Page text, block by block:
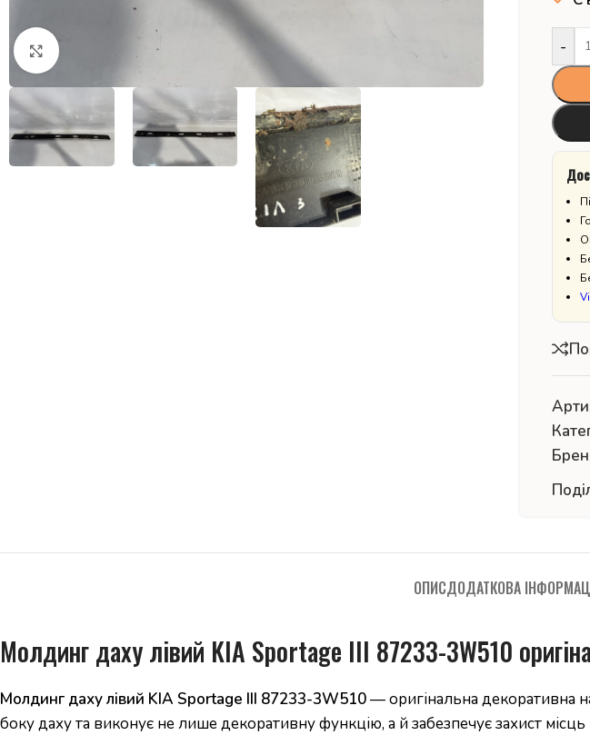
Натисніть, щоб збільшити -
ОПИСДОДАТКОВА
Молдинг даху лівий KIA Sportage III 87233-3W510
Молдинг даху лівий KIA Sportage III 87233-3W510— оригінальна декоративна
боку даху та виконує не лише декоративну функцію, а й забезпечує захист